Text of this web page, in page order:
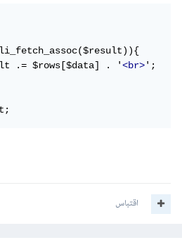
.= $rows[$data] . '
<br>';
اقتباس